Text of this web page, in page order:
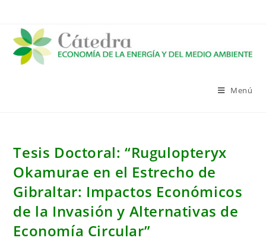
contenido
Menú
Tesis Doctoral: “Rugulopteryx
Okamurae en el Estrecho de
Gibraltar: Impactos Económicos
de la Invasión y Alternativas de
Economía Circular”